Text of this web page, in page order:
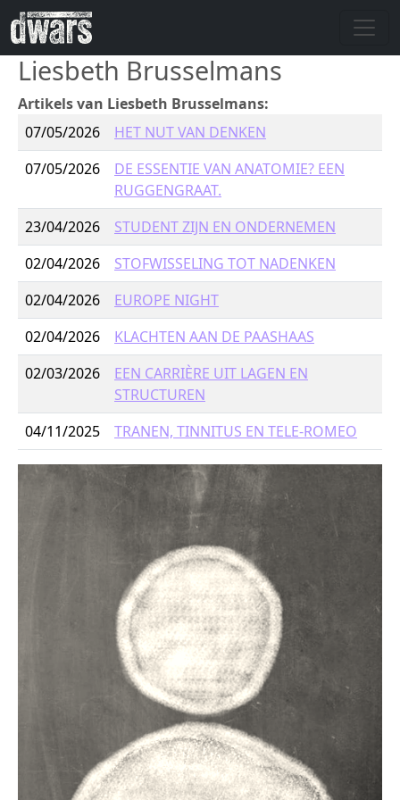
Overslaan en naar de inhoud gaan
Liesbeth Brusselmans
Artikels van Liesbeth Brusselmans:
07/05/2026
HET NUT VAN DENKEN
07/05/2026
DE ESSENTIE VAN ANATOMIE? EEN
RUGGENGRAAT.
23/04/2026
STUDENT ZIJN EN ONDERNEMEN
02/04/2026
STOFWISSELING TOT NADENKEN
02/04/2026
EUROPE NIGHT
02/04/2026
KLACHTEN AAN DE PAASHAAS
02/03/2026
EEN CARRIÈRE UIT LAGEN EN
STRUCTUREN
04/11/2025
TRANEN, TINNITUS EN TELE-ROMEO